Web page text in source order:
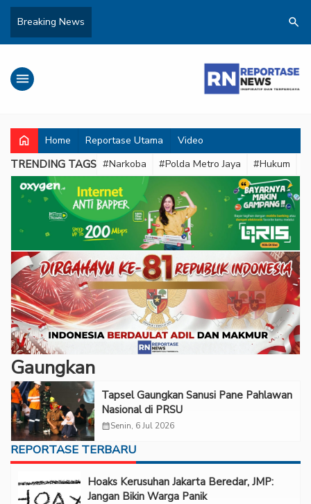
Breaking News search
menu
home Home Reportase Utama Video
TRENDING TAGS #Narkoba #Polda Metro Jaya #Hukum
Gaungkan
Tapsel Gaungkan Sanusi Pane Pahlawan
Nasional di PRSU
calendar_monthSenin, 6 Jul 2026
REPORTASE TERBARU
Hoaks Kerusuhan Jakarta Beredar, JMP:
Jangan Bikin Warga Panik